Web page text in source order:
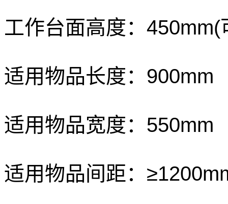
工作台面高度： 450mm(
适用物品长度： 900mm
适用物品宽度： 550mm
适用物品间距：